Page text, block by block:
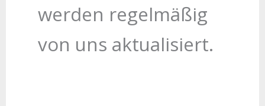
werden regelmäßig
von uns aktualisiert.